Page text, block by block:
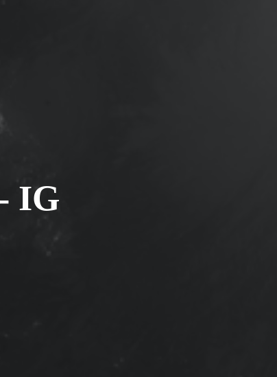
IG